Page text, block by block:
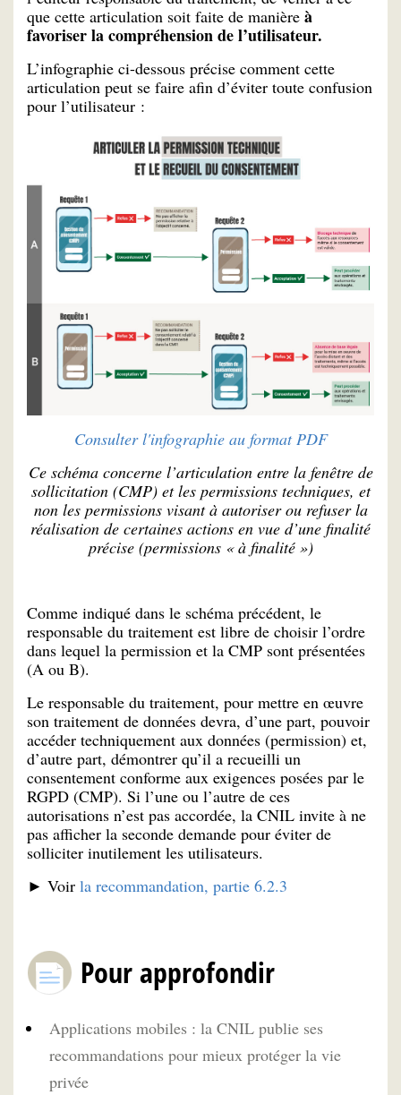
que cette articulation soit faite de manière à
favoriser la compréhension de l’utilisateur.
L’infographie ci-dessous précise comment cette
articulation peut se faire afin d’éviter toute confusion
pour l’utilisateur :
Consulter l'infographie au format PDF
Ce schéma concerne l’articulation entre la fenêtre de
sollicitation (CMP) et les permissions techniques, et
non les permissions visant à autoriser ou refuser la
réalisation de certaines actions en vue d’une finalité
précise (permissions « à finalité »)
Comme indiqué dans le schéma précédent, le
responsable du traitement est libre de choisir l’ordre
dans lequel la permission et la CMP sont présentées
(A ou B).
Le responsable du traitement, pour mettre en œuvre
son traitement de données devra, d’une part, pouvoir
accéder techniquement aux données (permission) et,
d’autre part, démontrer qu’il a recueilli un
consentement conforme aux exigences posées par le
RGPD (CMP). Si l’une ou l’autre de ces
autorisations n’est pas accordée, la CNIL invite à ne
pas afficher la seconde demande pour éviter de
solliciter inutilement les utilisateurs.
► Voir la recommandation, partie 6.2.3
Pour approfondir
Applications mobiles : la CNIL publie ses
recommandations pour mieux protéger la vie
privée